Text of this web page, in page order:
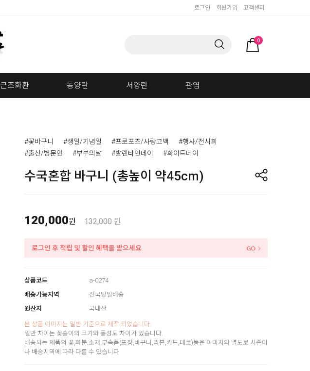
로그인 회원가입 고객센터
0
근조화환 동양란 서양란 관엽
#꽃바구니 #생일/기념일 #프로포즈/사랑고백
#행사/전시회
#출산/병문안
#부부의날 #발렌타인데이 #화이트데이
수국혼합 바구니 (총높이 약45cm)
120,000원 132,000 원
로그인 후 적립 및 할인 혜택을 받으세요
상품코드
a-0274
배송가능지역
전국당일배송
원산지
국내산
본 상품 이미지는 일반 기준으로 제작 되었습니다.
일반 차이는 꽃송이의 크기와 풍성도 차이가 있습니다.
배송되는 제품의 꽃,화분,소재,부속품(포장,바구니,리본,카드,데코)등은 이미지와 별도로 시즌이
나 배송지역에 따라 다를 수 있습니다